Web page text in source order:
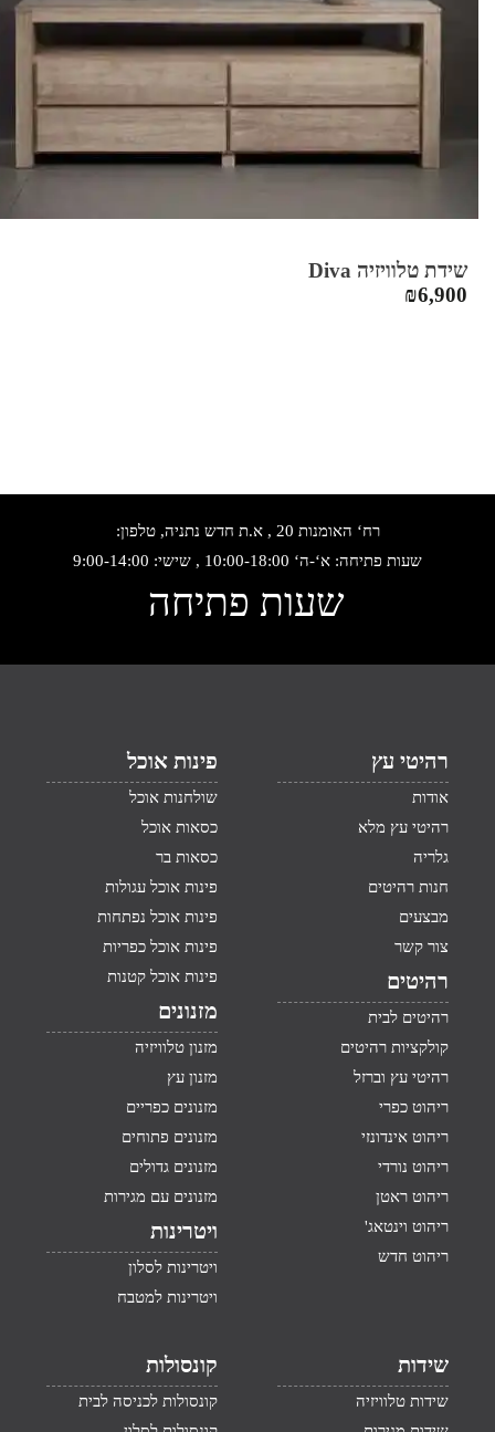
שידת טלוויזיה Diva
₪6,900
רח‘ האומנות 20 , א.ת חדש נתניה, טלפון:
שעות פתיחה: א‘-ה‘ 10:00-18:00 , שישי: 9:00-14:00
שעות פתיחה
רהיטי עץ
אודות
רהיטי עץ מלא
גלריה
חנות רהיטים
מבצעים
צור קשר
רהיטים
רהיטים לבית
קולקציות רהיטים
רהיטי עץ וברזל
ריהוט כפרי
ריהוט אינדונזי
ריהוט נורדי
ריהוט ראטן
ריהוט וינטאג'
ריהוט חדש
פינות אוכל
שולחנות אוכל
כסאות אוכל
כסאות בר
פינות אוכל עגולות
פינות אוכל נפתחות
פינות אוכל כפריות
פינות אוכל קטנות
מזנונים
מזנון טלוויזיה
מזנון עץ
מזנונים כפריים
מזנונים פתוחים
מזנונים גדולים
מזנונים עם מגירות
ויטרינות
ויטרינות לסלון
ויטרינות למטבח
שידות
שידות טלוויזיה
קונסולות
קונסולות לכניסה לבית